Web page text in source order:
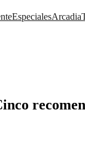
EspecialesArcadia